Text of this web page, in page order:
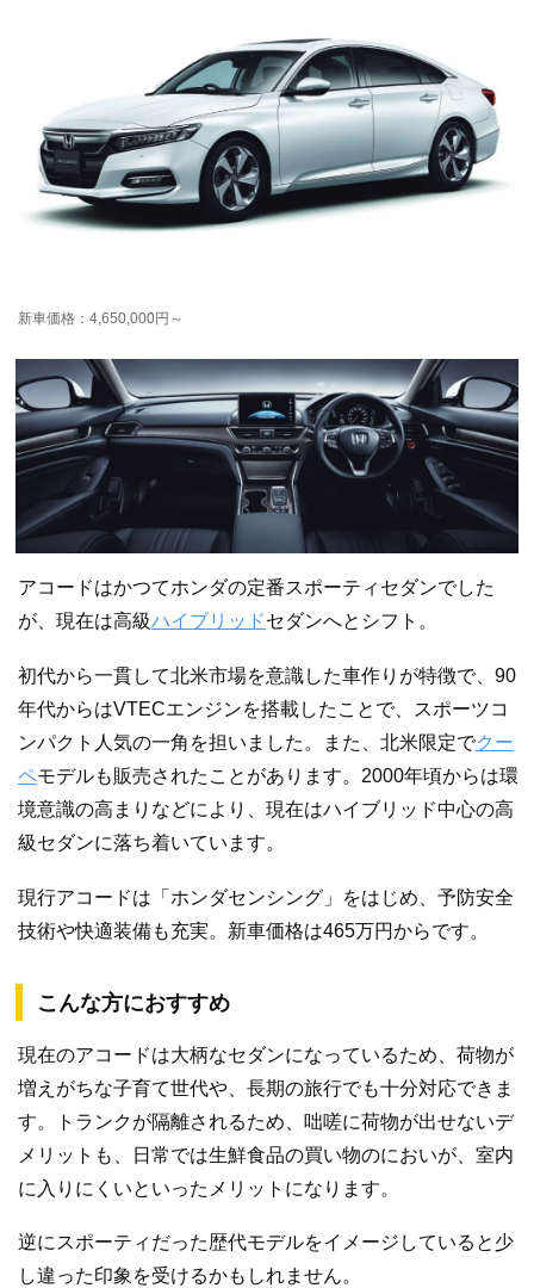
新車価格：4,650,000円～
アコードはかつてホンダの定番スポーティセダンでした
が、現在は高級ハイブリッドセダンへとシフト。
初代から一貫して北米市場を意識した車作りが特徴で、90
年代からはVTECエンジンを搭載したことで、スポーツコ
ンパクト人気の一角を担いました。また、北米限定でクー
ペモデルも販売されたことがあります。2000年頃からは環
境意識の高まりなどにより、現在はハイブリッド中心の高
級セダンに落ち着いています。
現行アコードは「ホンダセンシング」をはじめ、予防安全
技術や快適装備も充実。新車価格は465万円からです。
こんな方におすすめ
現在のアコードは大柄なセダンになっているため、荷物が
増えがちな子育て世代や、長期の旅行でも十分対応できま
す。トランクが隔離されるため、咄嗟に荷物が出せないデ
メリットも、日常では生鮮食品の買い物のにおいが、室内
に入りにくいといったメリットになります。
逆にスポーティだった歴代モデルをイメージしていると少
し違った印象を受けるかもしれません。